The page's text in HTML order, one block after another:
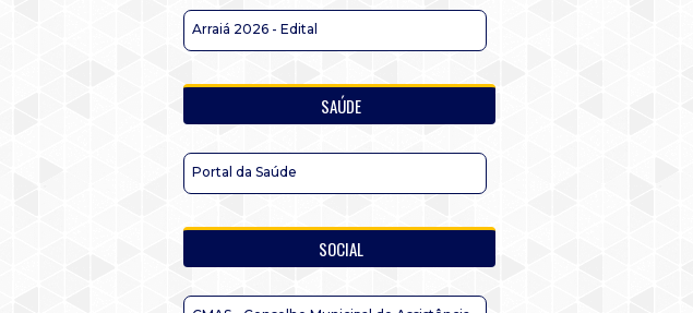
Arraiá 2026 - Edital
SAÚDE
Portal da Saúde
SOCIAL